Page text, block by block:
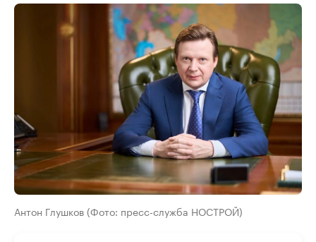
Антон Глушков (Фото: пресс-служба НОСТРОЙ)